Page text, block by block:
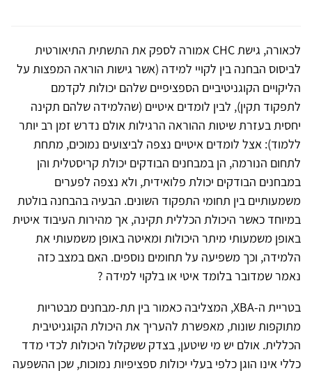
לכאורה, גישת CHC אמורה לספק את התשתית התיאורטית
לביסוס הבחנה בין לקויי למידה (אשר גישות הוראה המפצות על
הליקויים הקוגניטיביים הספציפיים שלהם יכולות לקדמם
לתפקוד תקין), לבין לומדים איטיים (שהלמידה שלהם תקינה
יחסית בעזרת שיטות ההוראה הרגילות אולם נדרש זמן רב יותר
ללמוד): אצל לומדים איטיים נצפה לביצועים נמוכים, מתחת
לתחום הנורמה, הן במבחנים הבודקים יכולת קריסטלית והן
במבחנים הבודקים יכולת פלואידית, ולא נצפה לפערים
משמעותיים בין תחומי התפקוד השונים. הבעיה בהבחנה בולטת
במיוחד כאשר היכולת הכללית תקינה, אך מהירות העיבוד איטית
באופן משמעותי מיתר היכולות ומאיטה באופן משמעותי את
הלמידה, וכך משפיעה על תחומים נוספים. האם במצב כזה
נאמר שמדובר בלומד איטי או בלקוי למידה ?
בטריית ה-XBA, המצליבה כאמור בין תת-מבחנים מבטריות
מתוקפות שונות, מאפשרת להעריך את היכולת הקוגניטיבית
הכללית. אולם יש מי שיטען, בצדק ששקלול היכולות לכדי מדד
כללי אינו הוגן כלפי בעלי יכולות ספציפיות נמוכות, שכן ההשפעה